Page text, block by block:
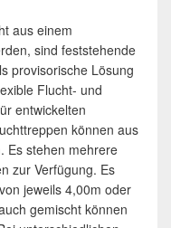
aus einem
sind feststehende
provisorische Lösung
Flucht- und
entwickelten
können aus
Es stehen mehrere
zur Verfügung. Es
jeweils 4,00m oder
gemischt können